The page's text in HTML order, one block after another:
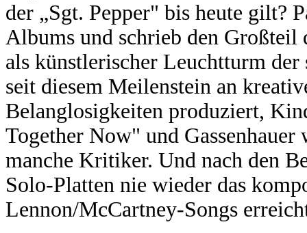
der „Sgt. Pepper" bis heute gilt?
Albums und schrieb den Großteil
als künstlerischer Leuchtturm der
seit diesem Meilenstein an
Belanglosigkeiten produziert,
Together Now" und
manche Kritiker. Und nach den
Solo-Platten nie wieder das
Lennon/McCartney-Songs